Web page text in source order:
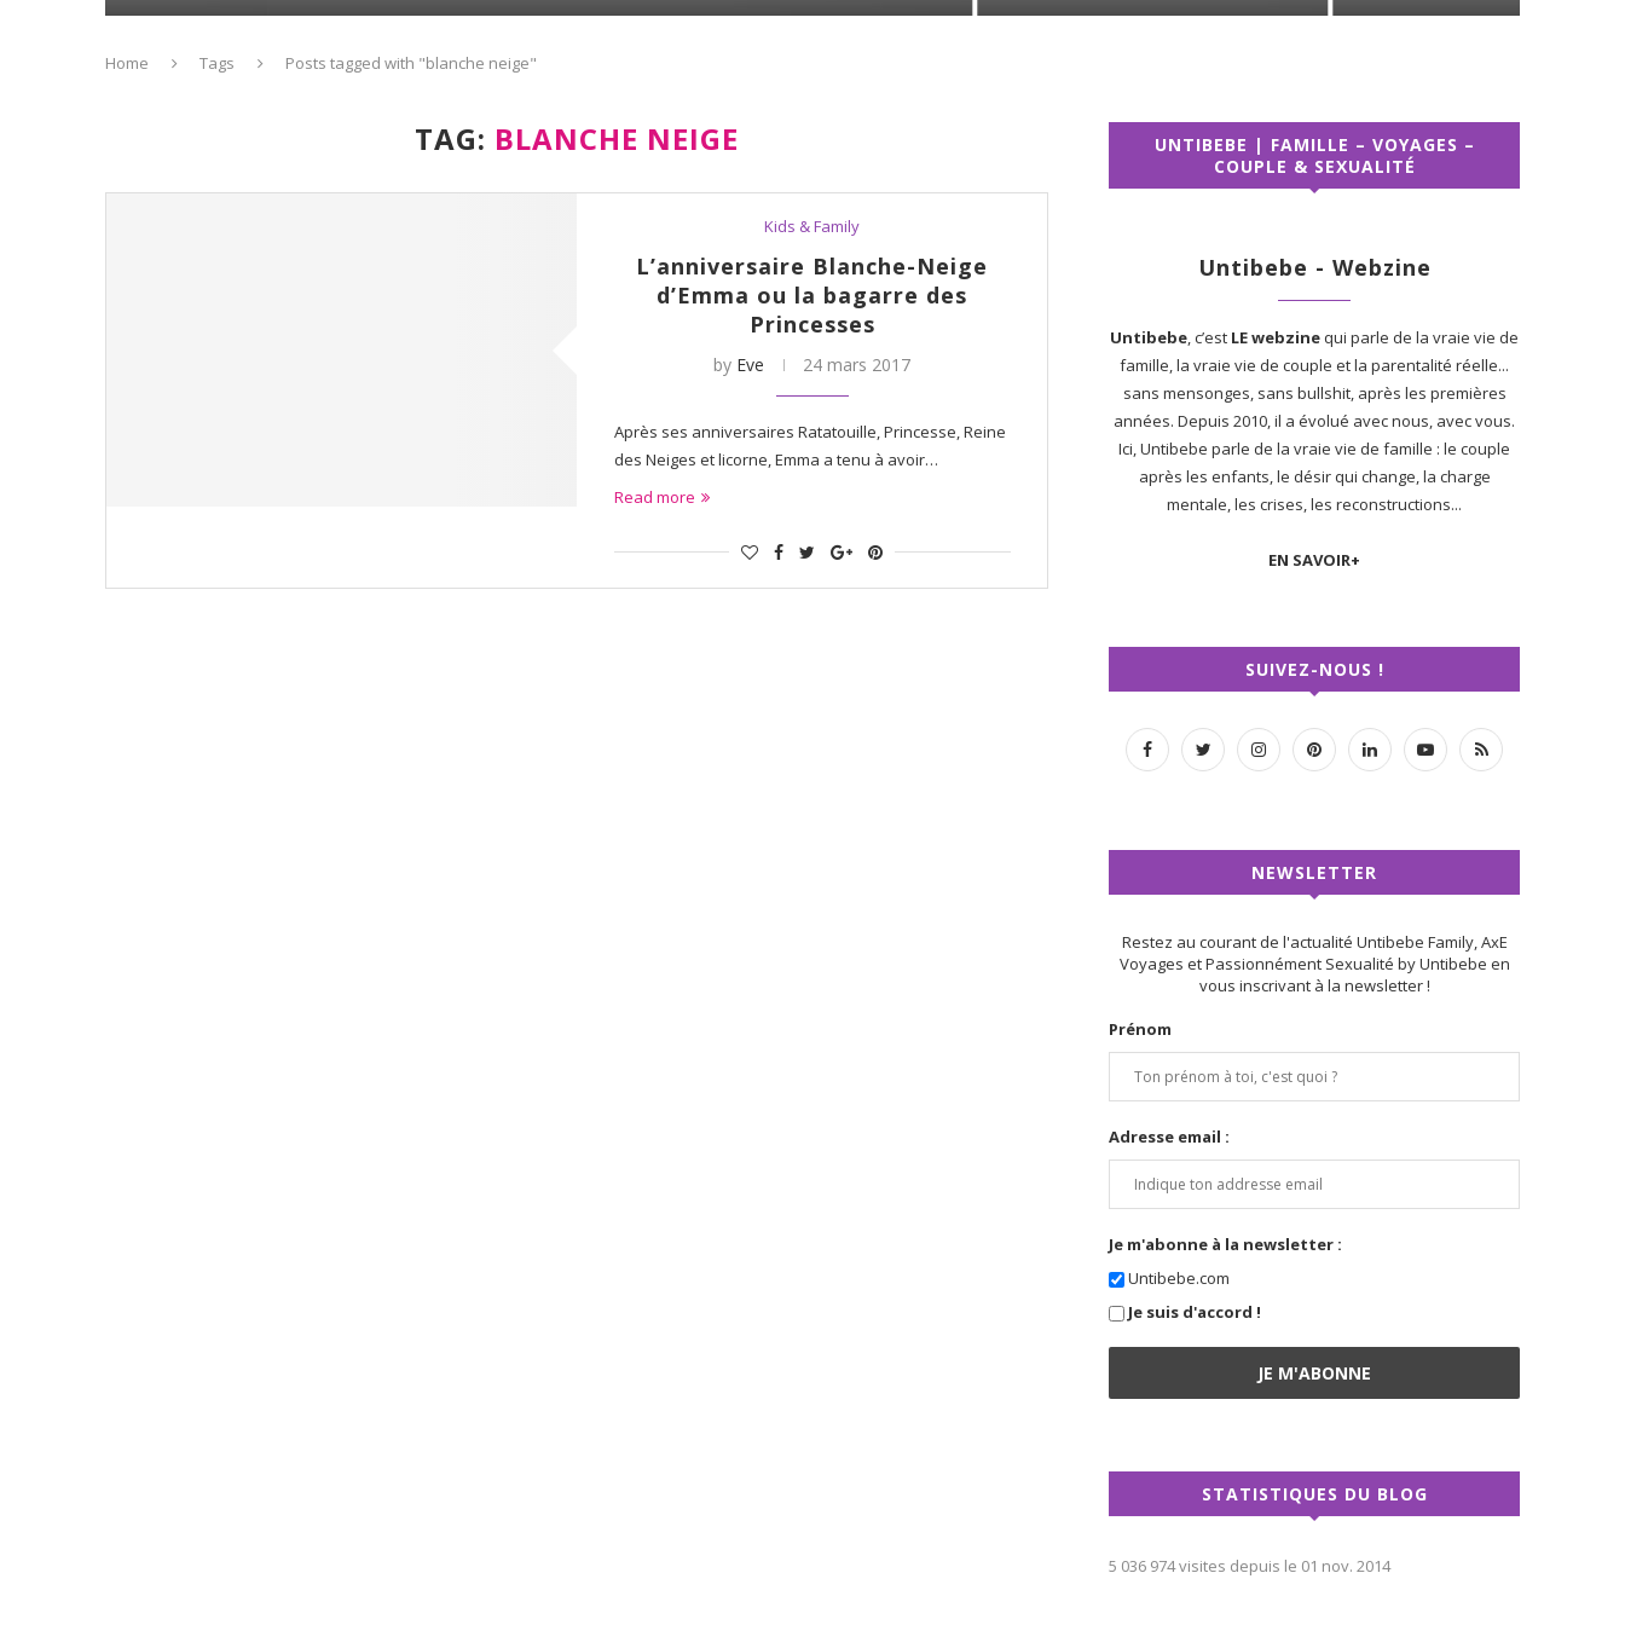
Home Tags Posts tagged with "blanche neige"
TAG: BLANCHE NEIGE
Kids & Family
L’anniversaire Blanche-Neige
d’Emma ou la bagarre des
Princesses
by Eve 24 mars 2017
Après ses anniversaires Ratatouille, Princesse, Reine
des Neiges et licorne, Emma a tenu à avoir…
Read more
UNTIBEBE | FAMILLE – VOYAGES –
COUPLE & SEXUALITÉ
Untibebe - Webzine
Untibebe, c’est LE webzinequi parle de la vraie vie de
famille, la vraie vie de couple et la parentalité réelle...
sans mensonges, sans bullshit, après les premières
années. Depuis 2010, il a évolué avec nous, avec vous.
Ici, Untibebe parle de la vraie vie de famille : le couple
après les enfants, le désir qui change, la charge
mentale, les crises, les reconstructions...
EN SAVOIR+
SUIVEZ-NOUS !
NEWSLETTER
Restez au courant de l'actualité Untibebe Family, AxE
Voyages et Passionnément Sexualité by Untibebe en
vous inscrivant à la newsletter !
Prénom
Adresse email :
Je m'abonne à la newsletter :
Untibebe.com
Je suis d'accord !
STATISTIQUES DU BLOG
5 036 974 visites depuis le 01 nov. 2014